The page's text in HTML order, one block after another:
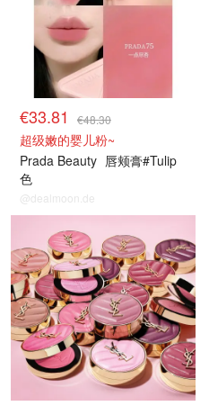
€33.81 €48.30
超级嫩的婴儿粉~
Prada Beauty 唇颊膏#Tulip
色
@dealmoon.de